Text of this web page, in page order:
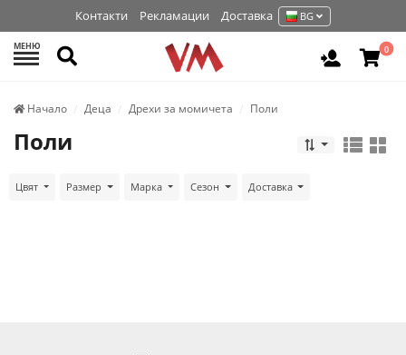
Контакти Рекламации Доставка BG
МЕНЮ Търси Вход /0
Начало Деца Дрехи за момичета Поли
Поли
Цвят Размер Марка Сезон Доставка